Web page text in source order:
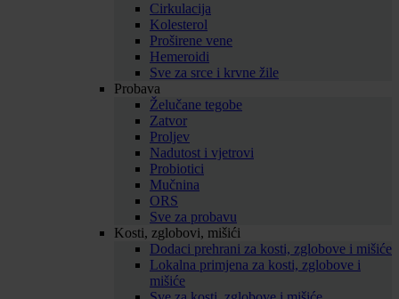
Cirkulacija
Kolesterol
Proširene vene
Hemeroidi
Sve za srce i krvne žile
Probava
Želučane tegobe
Zatvor
Proljev
Nadutost i vjetrovi
Probiotici
Mučnina
ORS
Sve za probavu
Kosti, zglobovi, mišići
Dodaci prehrani za kosti, zglobove i mišiće
Lokalna primjena za kosti, zglobove i
mišiće